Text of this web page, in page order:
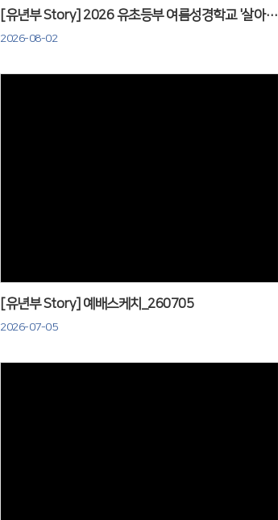
[유년부 Story] 2026 유초등부 여름성경학교 '살아가요 하나님 나라'
2026-08-02
[유년부 Story] 예배스케치_260705
2026-07-05